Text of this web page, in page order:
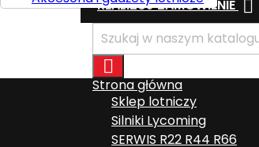
REALIZUJ ZAMÓWIENIE 

Strona główna
Sklep lotniczy
Silniki Lycoming
SERWIS R22 R44 R66